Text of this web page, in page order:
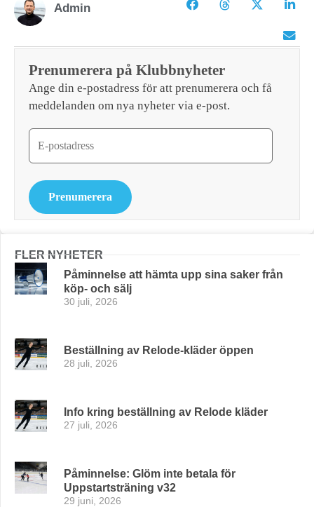
Admin
Prenumerera på Klubbnyheter
Ange din e-postadress för att prenumerera och få
meddelanden om nya nyheter via e-post.
Prenumerera
FLER NYHETER
Påminnelse att hämta upp sina saker från
köp- och sälj
30 juli, 2026
Beställning av Relode-kläder öppen
28 juli, 2026
Info kring beställning av Relode kläder
27 juli, 2026
Påminnelse: Glöm inte betala för
Uppstartsträning v32
29 juni, 2026